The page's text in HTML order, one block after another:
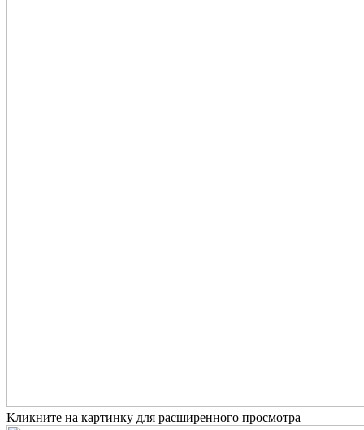
Кликните на картинку для расширенного просмотра